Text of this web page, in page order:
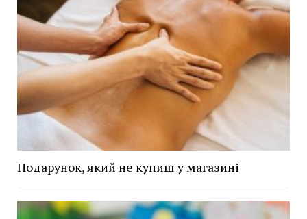
Подарунок, який не купиш у магазині